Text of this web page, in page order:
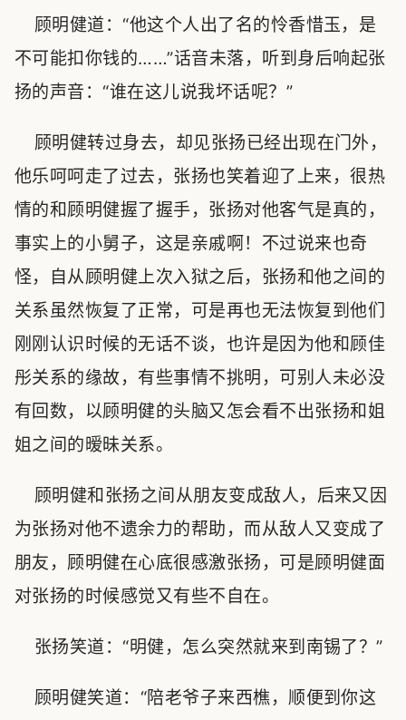
顾明健道：“他这个人出了名的怜香惜玉，是
不可能扣你钱的……”话音未落，听到身后响起张
扬的声音：“谁在这儿说我坏话呢？”
顾明健转过身去，却见张扬已经出现在门外，
他乐呵呵走了过去，张扬也笑着迎了上来，很热
情的和顾明健握了握手，张扬对他客气是真的，
事实上的小舅子，这是亲戚啊！不过说来也奇
怪，自从顾明健上次入狱之后，张扬和他之间的
关系虽然恢复了正常，可是再也无法恢复到他们
刚刚认识时候的无话不谈，也许是因为他和顾佳
彤关系的缘故，有些事情不挑明，可别人未必没
有回数，以顾明健的头脑又怎会看不出张扬和姐
姐之间的暧昧关系。
顾明健和张扬之间从朋友变成敌人，后来又因
为张扬对他不遗余力的帮助，而从敌人又变成了
朋友，顾明健在心底很感激张扬，可是顾明健面
对张扬的时候感觉又有些不自在。
张扬笑道：“明健，怎么突然就来到南锡了？”
顾明健笑道：“陪老爷子来西樵，顺便到你这